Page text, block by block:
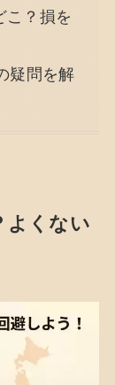
こ？損を
疑問を解
よくない